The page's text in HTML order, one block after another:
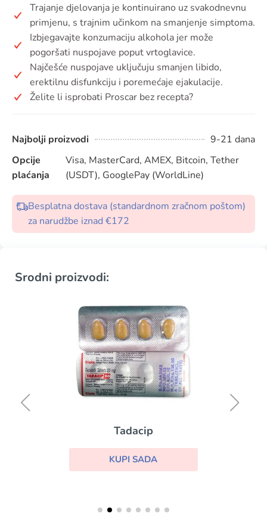
Trajanje djelovanja je kontinuirano uz svakodnevnu
primjenu, s trajnim učinkom na smanjenje simptoma.
Izbjegavajte konzumaciju alkohola jer može
pogoršati nuspojave poput vrtoglavice.
Najčešće nuspojave uključuju smanjen libido,
erektilnu disfunkciju i poremećaje ejakulacije.
Želite li isprobati Proscar bez recepta?
Najbolji proizvodi
9-21 dana
Opcije
plaćanja
Visa, MasterCard, AMEX, Bitcoin, Tether
(USDT), GooglePay (WorldLine)
Besplatna dostava (standardnom zračnom poštom)
za narudžbe iznad €172
Srodni proizvodi:
Tadacip
KUPI SADA